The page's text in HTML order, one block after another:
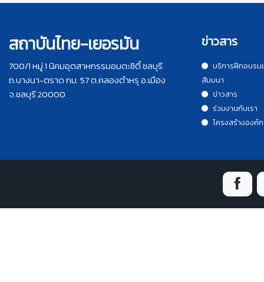
สถาบันไทย-เยอรมัน
700/1 หมู่ 1 นิคมอุตสาหกรรมอมตะซิตี้ ชลบุรี
ถ.บางนา-ตราด กม. 57 ต.คลองตำหรุ อ.เมือง
จ.ชลบุรี 20000
ข่าวสาร
บริการฝึกอบรม
สัมมนา
ข่าวสาร
ร่วมงานกับเรา
โครงสร้างองค์